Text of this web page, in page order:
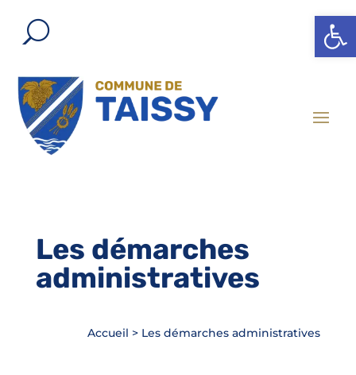
Ouvrir
Les démarches
administratives
Accueil > Les démarches administratives